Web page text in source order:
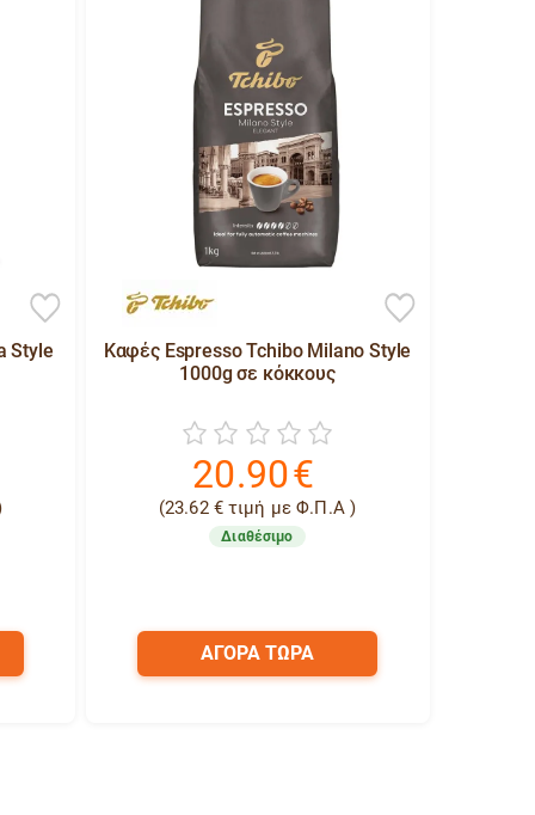
Style
Καφές Espresso Tchibo Milano Style
1000g σε κόκκους
20.90€
(23.62 €τιμή με Φ.Π.Α )
Διαθέσιμο
ΑΓΟΡΑ ΤΩΡΑ